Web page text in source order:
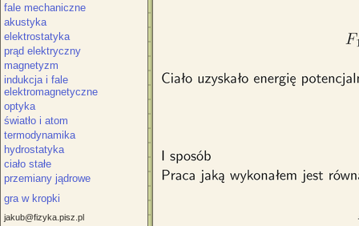
fale mechaniczne
akustyka
elektrostatyka
prąd elektryczny
magnetyzm
indukcja i fale
elektromagnetyczne
optyka
światło i atom
termodynamika
hydrostatyka
ciało stałe
przemiany jądrowe
gra w kropki
jakub@fizyka.pisz.pl